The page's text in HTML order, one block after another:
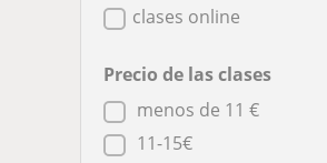
clases online
Precio de las clases
menos de 11 €
11-15€